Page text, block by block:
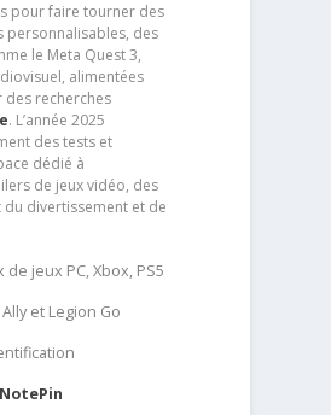
pour faire tourner des
personnalisables, des
le Meta Quest 3,
alimentées
des recherches
. L’année 2025
des tests et
dédié à
de jeux vidéo, des
du divertissement et de
de jeux PC, Xbox, PS5
et Legion Go